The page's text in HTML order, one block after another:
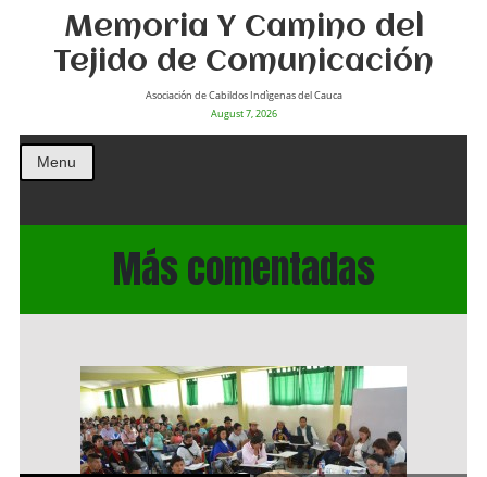
Memoria Y Camino del
Tejido de Comunicación
Asociación de Cabildos Indìgenas del Cauca
August 7, 2026
Menu
Más comentadas